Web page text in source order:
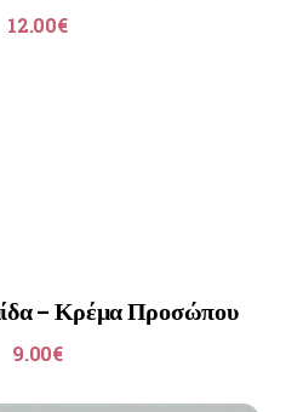
12.00€
– Κρέμα Προσώπου
9.00€